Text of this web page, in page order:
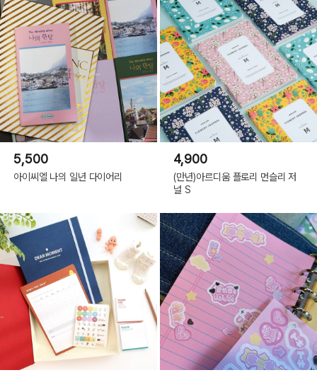
5,500
아이씨엘 나의 일년 다이어리
4,900
(만년)아르디움 플로리 먼슬리 저
널 S